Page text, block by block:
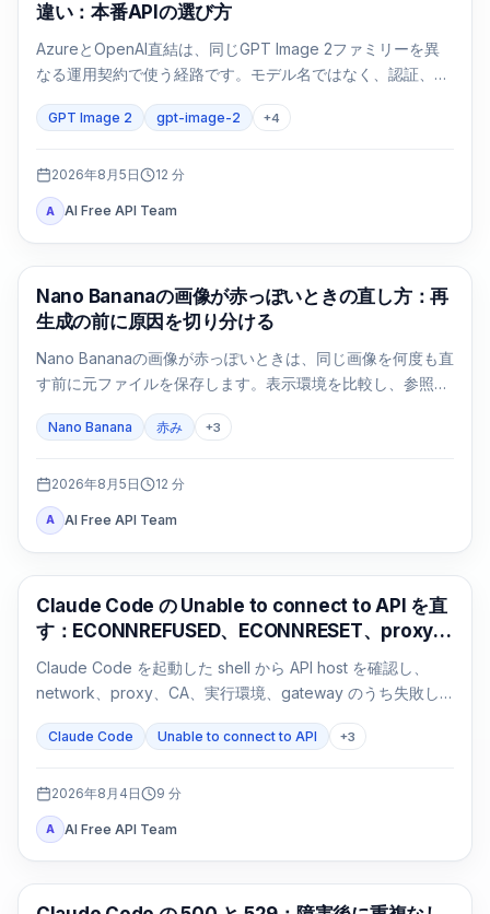
違い：本番APIの選び方
AzureとOpenAI直結は、同じGPT Image 2ファミリーを異
なる運用契約で使う経路です。モデル名ではなく、認証、リ
ージョン、請求、クォータ、形式、サポートで選びます。
GPT Image 2 gpt-image-2 +4
2026年8月5日 12 分
A AI Free API Team
AI画像生成
Nano Bananaの画像が赤っぽいときの直し方：再
生成の前に原因を切り分ける
Nano Bananaの画像が赤っぽいときは、同じ画像を何度も直
す前に元ファイルを保存します。表示環境を比較し、参照画
Nano Banana 赤み +3
2026年8月5日 12 分
A AI Free API Team
Claude Code
Claude Code の Unable to connect to API を直
す：ECONNREFUSED、ECONNRESET、proxy
Claude Code を起動した shell から API host を確認し、
network、proxy、CA、実行環境、gateway のうち失敗し
Claude Code Unable to connect to API +3
2026年8月4日 9 分
A AI Free API Team
Claude Code